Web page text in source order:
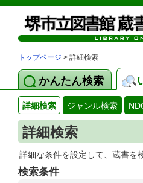
トップページ > 詳細検索
かんたん検索
詳細検索 ジャンル検索
詳細検索
詳細な条件を設定して、蔵書を
検索条件